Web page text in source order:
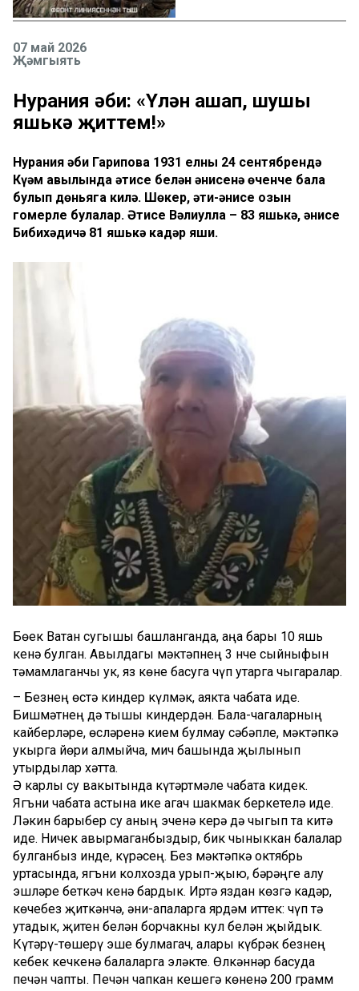
07 май 2026
Җәмгыять
Нурания әби: «Үлән ашап, шушы
яшькә җиттем!»
Нурания әби Гарипова 1931 елның 24 сентябрендә
Күәм авылында әтисе белән әнисенә өченче бала
булып дөньяга килә. Шөкер, әти-әнисе озын
гомерле булалар. Әтисе Вәлиулла – 83 яшькә, әнисе
Бибихәдичә 81 яшькә кадәр яши.
Бөек Ватан сугышы башланганда, аңа бары 10 яшь
кенә булган. Авылдагы мәктәпнең 3 нче сыйныфын
тәмамлаганчы ук, яз көне басуга чүп утарга чыгаралар.
– Безнең өстә киндер күлмәк, аякта чабата иде.
Бишмәтнең дә тышы киндердән. Бала-чагаларның
кайберләре, өсләренә кием булмау сәбәпле, мәктәпкә
укырга йөри алмыйча, мич башында җылынып
утырдылар хәтта.
Ә карлы су вакытында күтәртмәле чабата кидек.
Ягъни чабата астына ике агач шакмак беркетелә иде.
Ләкин барыбер су аның эченә керә дә чыгып та китә
иде. Ничек авырмаганбыздыр, бик чыныккан балалар
булганбыз инде, күрәсең. Без мәктәпкә октябрь
уртасында, ягъни колхозда урып-җыю, бәрәңге алу
эшләре беткәч кенә бардык. Иртә яздан көзгә кадәр,
көчебез җиткәнчә, әни-апаларга ярдәм иттек: чүп тә
утадык, җитен белән борчакны кул белән җыйдык.
Күтәрү-төшерү эше булмагач, алары күбрәк безнең
кебек кечкенә балаларга эләкте. Өлкәннәр басуда
печән чапты. Печән чапкан кешегә көненә 200 грамм